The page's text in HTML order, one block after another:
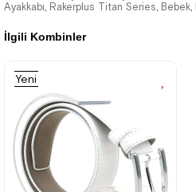
2.349,90 ₺
Fırsat
Ürünü
%25 İndirim | Sepette
₺1027,43
1.929,90 ₺
İlgili Kombinler
Yeni
Ayakkabı, Rakerplus Titan Series, Bebek,